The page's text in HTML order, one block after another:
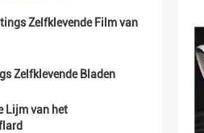
Zelfklevende Film van
Zelfklevende Bladen
Lijm van het